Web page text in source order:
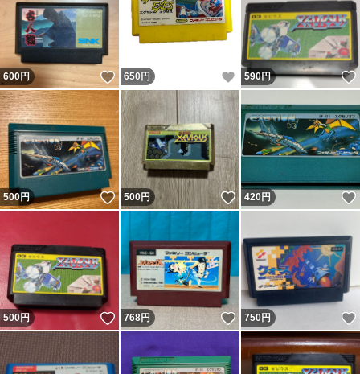
600円 いいね！
650 円 いいね！
590円
500円 いいね！
500円 いいね！
420円
500円 いいね！
768円 いいね！
750円